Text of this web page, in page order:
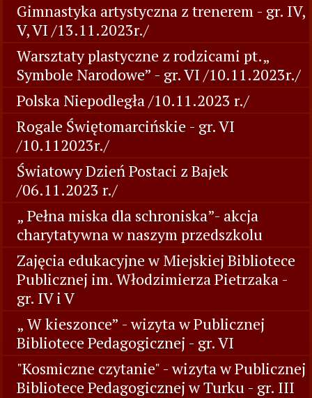
Gimnastyka artystyczna z trenerem - gr. IV,
V, VI /13.11.2023r./
Warsztaty plastyczne z rodzicami pt.„
Symbole Narodowe” - gr. VI /10.11.2023r./
Polska Niepodległa /10.11.2023 r./
Rogale Świętomarcińskie - gr. VI
/10.112023r./
Światowy Dzień Postaci z Bajek
/06.11.2023 r./
„ Pełna miska dla schroniska”- akcja
charytatywna w naszym przedszkolu
Zajęcia edukacyjne w Miejskiej Bibliotece
Publicznej im. Włodzimierza Pietrzaka -
gr. IV i V
„ W kieszonce” - wizyta w Publicznej
Bibliotece Pedagogicznej - gr. VI
"Kosmiczne czytanie" - wizyta w Publicznej
Bibliotece Pedagogicznej w Turku - gr. III